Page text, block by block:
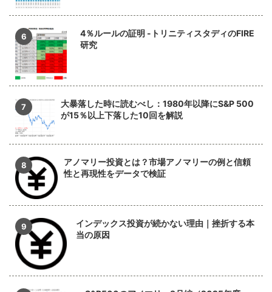
4％ルールの証明 -トリニティスタディのFIRE
研究
大暴落した時に読むべし：1980年以降にS&P 500
が15％以上下落した10回を解説
アノマリー投資とは？市場アノマリーの例と信頼
性と再現性をデータで検証
インデックス投資が続かない理由｜挫折する本
当の原因